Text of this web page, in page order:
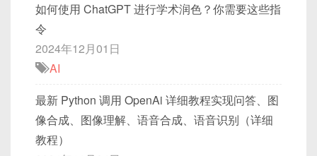
如何使用 ChatGPT 进行学术润色？你需要这些指
令
2024年12月01日
AI
最新 Python 调用 OpenAi 详细教程实现问答、图
像合成、图像理解、语音合成、语音识别（详细
教程）